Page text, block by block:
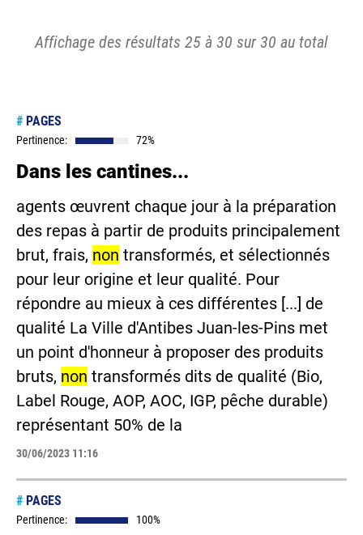
Affichage des résultats 25 à 30 sur 30 au total
# PAGES
Pertinence: 72%
Dans les cantines...
agents œuvrent chaque jour à la préparation
des repas à partir de produits principalement
brut, frais, non transformés, et sélectionnés
pour leur origine et leur qualité. Pour
répondre au mieux à ces différentes [...] de
qualité La Ville d'Antibes Juan-les-Pins met
un point d'honneur à proposer des produits
bruts, non transformés dits de qualité (Bio,
Label Rouge, AOP, AOC, IGP, pêche durable)
représentant 50% de la
30/06/2023 11:16
# PAGES
Pertinence: 100%